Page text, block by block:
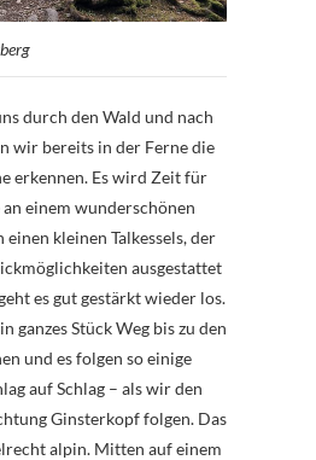
durch den Wald und nach
wir bereits in der Ferne die
erkennen. Es wird Zeit für
einem wunderschönen
kleinen Talkessels, der
ausgestattet
es gut gestärkt wieder los.
ganzes Stück Weg bis zu den
und es folgen so einige
auf Schlag – als wir den
Ginsterkopf folgen. Das
alpin. Mitten auf einem